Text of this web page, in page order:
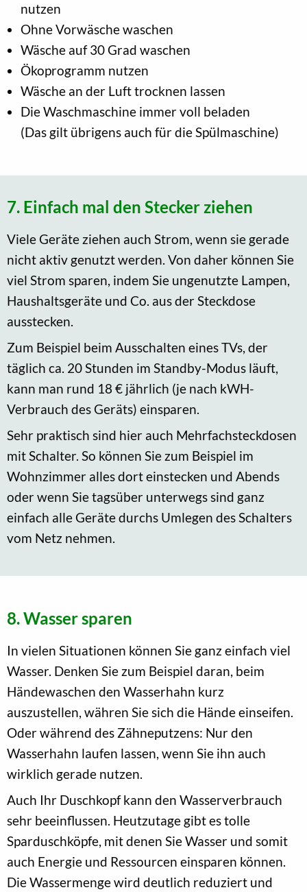
nutzen
Ohne Vorwäsche waschen
Wäsche auf 30 Grad waschen
Ökoprogramm nutzen
Wäsche an der Luft trocknen lassen
Die Waschmaschine immer voll beladen
(Das gilt übrigens auch für die Spülmaschine)
7. Einfach mal den Stecker ziehen
Viele Geräte ziehen auch Strom, wenn sie gerade
nicht aktiv genutzt werden. Von daher können Sie
viel Strom sparen, indem Sie ungenutzte Lampen,
Haushaltsgeräte und Co. aus der Steckdose
ausstecken.
Zum Beispiel beim Ausschalten eines TVs, der
täglich ca. 20 Stunden im Standby-Modus läuft,
kann man rund 18 € jährlich (je nach kWH-
Verbrauch des Geräts) einsparen.
Sehr praktisch sind hier auch Mehrfachsteckdosen
mit Schalter. So können Sie zum Beispiel im
Wohnzimmer alles dort einstecken und Abends
oder wenn Sie tagsüber unterwegs sind ganz
einfach alle Geräte durchs Umlegen des Schalters
vom Netz nehmen.
8. Wasser sparen
In vielen Situationen können Sie ganz einfach viel
Wasser. Denken Sie zum Beispiel daran, beim
Händewaschen den Wasserhahn kurz
auszustellen, währen Sie sich die Hände einseifen.
Oder während des Zähneputzens: Nur den
Wasserhahn laufen lassen, wenn Sie ihn auch
wirklich gerade nutzen.
Auch Ihr Duschkopf kann den Wasserverbrauch
sehr beeinflussen. Heutzutage gibt es tolle
Sparduschköpfe, mit denen Sie Wasser und somit
auch Energie und Ressourcen einsparen können.
Die Wassermenge wird deutlich reduziert und